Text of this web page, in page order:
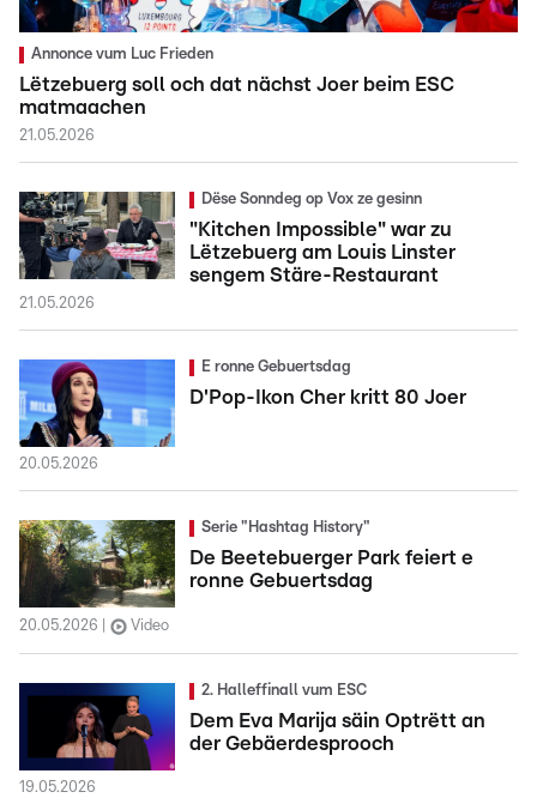
Annonce vum Luc Frieden
Lëtzebuerg soll och dat nächst Joer beim ESC
matmaachen
21.05.2026
Dëse Sonndeg op Vox ze gesinn
"Kitchen Impossible" war zu
Lëtzebuerg am Louis Linster
sengem Stäre-Restaurant
21.05.2026
E ronne Gebuertsdag
D'Pop-Ikon Cher kritt 80 Joer
20.05.2026
Serie "Hashtag History"
De Beetebuerger Park feiert e
ronne Gebuertsdag
20.05.2026 Video
2. Halleffinall vum ESC
Dem Eva Marija säin Optrëtt an
der Gebäerdesprooch
19.05.2026